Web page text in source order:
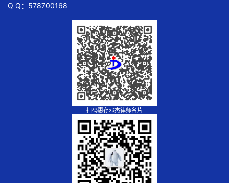
Q Q：578700168
扫码惠存邓杰律师名片